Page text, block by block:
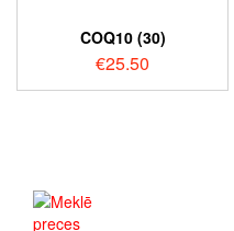
COQ10 (30)
€25.50